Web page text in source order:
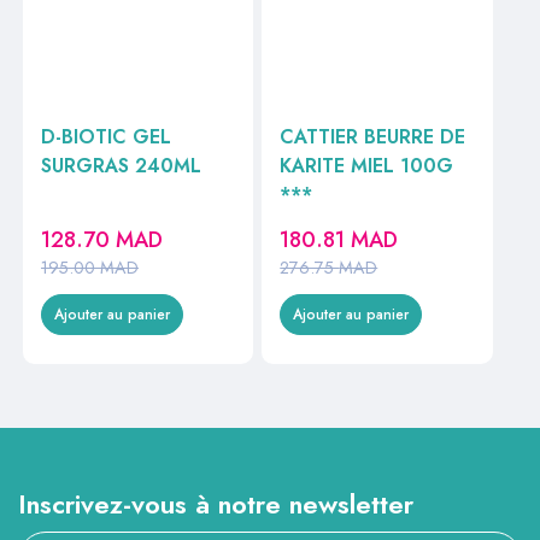
D-BIOTIC GEL
SURGRAS 240ML
195.00MAD
128.70 MAD
Ajouter au panier
CATTIER BEURRE DE
KARITE MIEL 100G
***
276.75MAD
180.81MAD
Ajouter au panier
Inscrivez-vous à notre newsletter